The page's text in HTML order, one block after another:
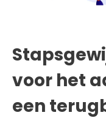
voor het
een